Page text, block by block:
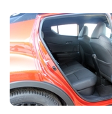
Guide
d'achat
Electriques